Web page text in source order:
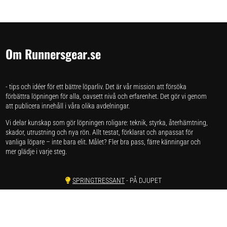
Om Runnersgear.se
- tips och idéer för ett bättre löparliv. Det är vår mission att försöka
förbättra löpningen för alla, oavsett nivå och erfarenhet. Det gör vi genom
att publicera innehåll i våra olika avdelningar.
Vi delar kunskap som gör löpningen roligare: teknik, styrka, återhämtning,
skador, utrustning och nya rön. Allt testat, förklarat och anpassat för
vanliga löpare – inte bara elit. Målet? Fler bra pass, färre känningar och
mer glädje i varje steg.
SPRINGTRESSANT- PÅ DJUPET